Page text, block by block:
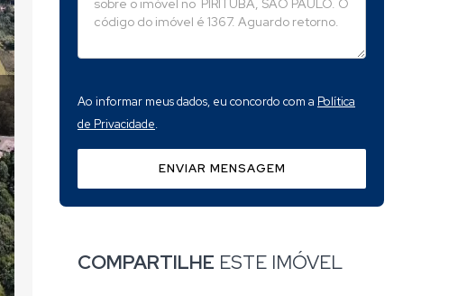
Ao informar meus dados, eu concordo com a Política
de Privacidade.
ENVIAR MENSAGEM
COMPARTILHE ESTE IMÓVEL